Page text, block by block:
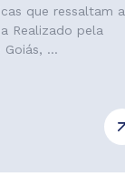
que ressaltam a
Realizado pela
Goiás, ...